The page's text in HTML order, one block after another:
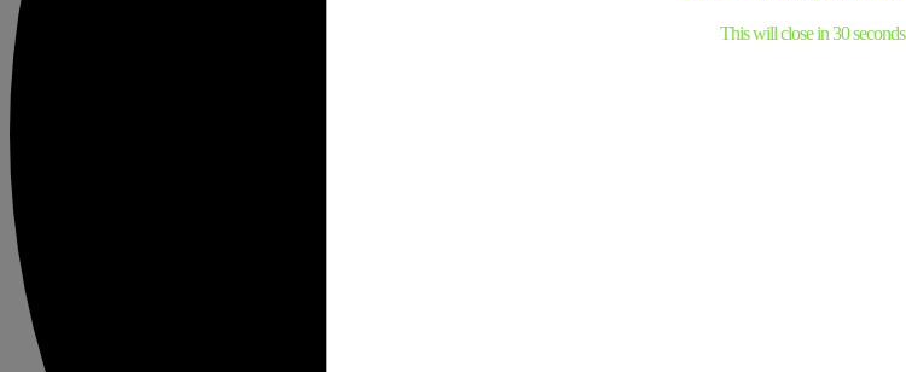
This will close in30seconds